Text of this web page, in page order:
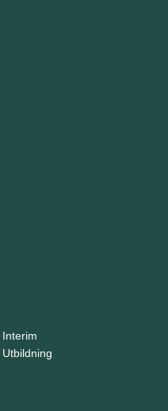
Interim
Utbildning